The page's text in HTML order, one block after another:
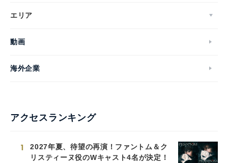
エリア
動画
海外企業
アクセスランキング
1
2027年夏、待望の再演！ファントム＆ク
リスティーヌ役のWキャスト4名が決定！